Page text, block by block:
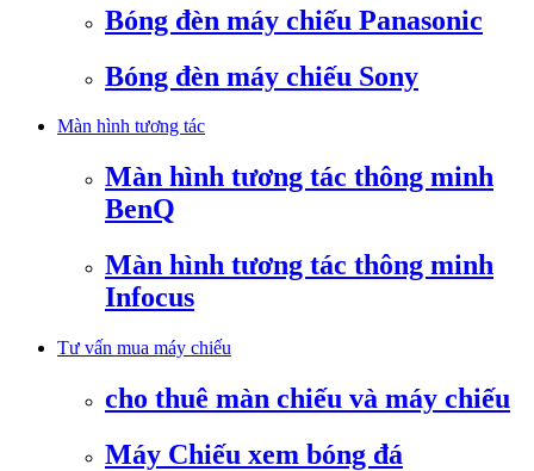
Bóng đèn máy chiếu Panasonic
Bóng đèn máy chiếu Sony
Màn hình tương tác
Màn hình tương tác thông minh
BenQ
Màn hình tương tác thông minh
Infocus
Tư vấn mua máy chiếu
cho thuê màn chiếu và máy chiếu
Máy Chiếu xem bóng đá